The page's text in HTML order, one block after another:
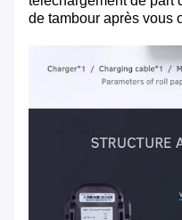
de tambour après vous